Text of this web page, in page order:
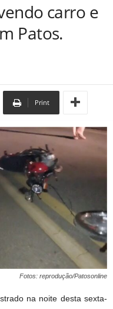
carro e
Patos.
Print
Fotos: reprodução/Patosonline
na noite desta sexta-